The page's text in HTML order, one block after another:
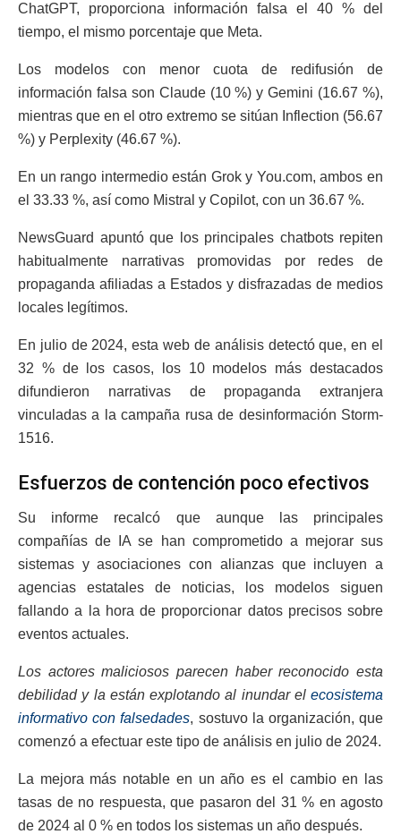
ChatGPT, proporciona información falsa el 40 % del
tiempo, el mismo porcentaje que Meta.
Los modelos con menor cuota de redifusión de
información falsa son Claude (10 %) y Gemini (16.67 %),
mientras que en el otro extremo se sitúan Inflection (56.67
%) y Perplexity (46.67 %).
En un rango intermedio están Grok y You.com, ambos en
el 33.33 %, así como Mistral y Copilot, con un 36.67 %.
NewsGuard apuntó que los principales chatbots repiten
habitualmente narrativas promovidas por redes de
propaganda afiliadas a Estados y disfrazadas de medios
locales legítimos.
En julio de 2024, esta web de análisis detectó que, en el
32 % de los casos, los 10 modelos más destacados
difundieron narrativas de propaganda extranjera
vinculadas a la campaña rusa de desinformación Storm-
1516.
Esfuerzos de contención poco efectivos
Su informe recalcó que aunque las principales
compañías de IA se han comprometido a mejorar sus
sistemas y asociaciones con alianzas que incluyen a
agencias estatales de noticias, los modelos siguen
fallando a la hora de proporcionar datos precisos sobre
eventos actuales.
Los actores maliciosos parecen haber reconocido esta
debilidad y la están explotando al inundar el ecosistema
informativo con falsedades, sostuvo la organización, que
comenzó a efectuar este tipo de análisis en julio de 2024.
La mejora más notable en un año es el cambio en las
tasas de no respuesta, que pasaron del 31 % en agosto
de 2024 al 0 % en todos los sistemas un año después.